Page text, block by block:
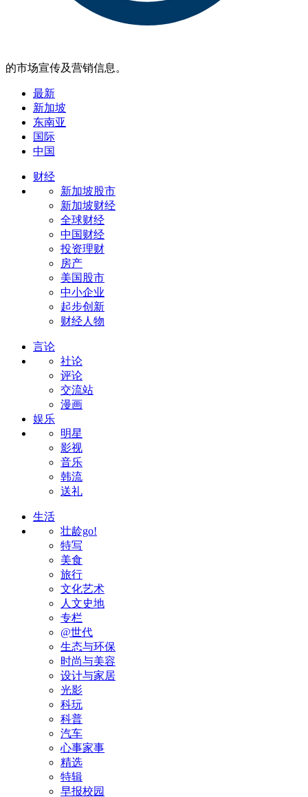
的市场宣传及营销信息。
最新
新加坡
东南亚
国际
中国
财经
新加坡股市
新加坡财经
全球财经
中国财经
投资理财
房产
美国股市
中小企业
起步创新
财经人物
言论
社论
评论
交流站
漫画
娱乐
明星
影视
音乐
韩流
送礼
生活
壮龄go!
特写
美食
旅行
文化艺术
人文史地
专栏
@世代
生态与环保
时尚与美容
设计与家居
光影
科玩
科普
汽车
心事家事
精选
特辑
早报校园